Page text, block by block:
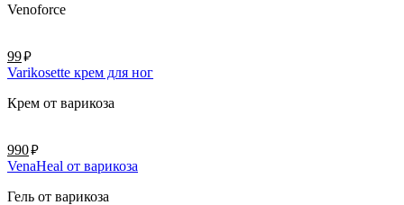
Venoforce
99руб.
Varikosette крем для ног
Крем от варикоза
990руб.
VenaHeal от варикоза
Гель от варикоза